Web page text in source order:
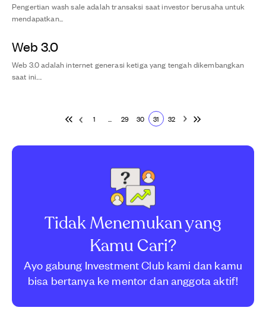
Pengertian wash sale adalah transaksi saat investor berusaha untuk
mendapatkan...
Web 3.0
Web 3.0 adalah internet generasi ketiga yang tengah dikembangkan
saat ini....
1 ... 29 30 31 32
Tidak Menemukan yang
Kamu Cari?
Ayo gabung Investment Club kami dan kamu
bisa bertanya ke mentor dan anggota aktif!